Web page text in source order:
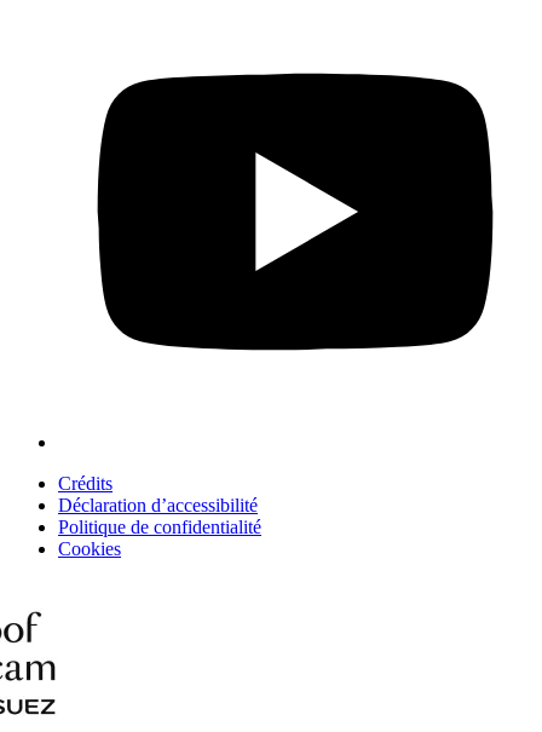
Crédits
Déclaration d’accessibilité
Politique de confidentialité
Cookies